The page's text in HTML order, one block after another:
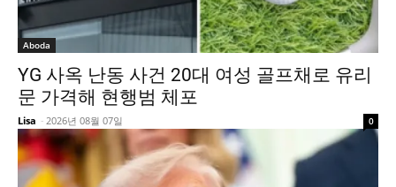
Aboda
YG 사옥 난동 사건 20대 여성 골프채로 유리
문 가격해 현행범 체포
Lisa - 2026년 08월 07일 0